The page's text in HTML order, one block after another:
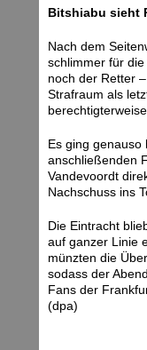
Bitshiabu sieht
Nach dem
schlimmer für
noch der Retter
Strafraum als
Es ging genauso
anschließenden
Vandevoordt
Nachschuss ins
Die Eintracht
auf ganzer Linie
münzten die
sodass der
Fans der
(dpa)